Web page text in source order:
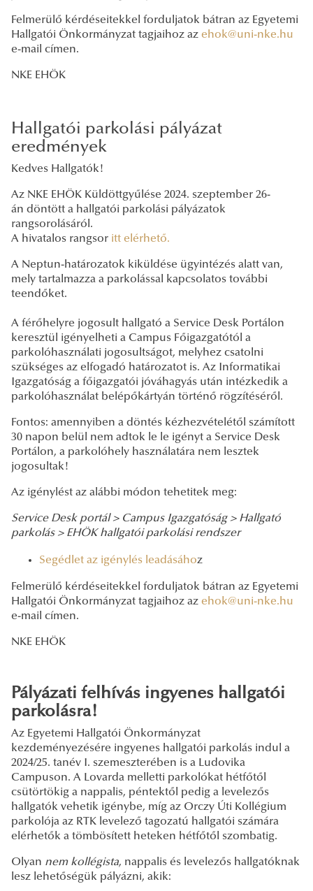
Felmerülő kérdéseitekkel forduljatok bátran az Egyetemi
Hallgatói Önkormányzat tagjaihoz az ehok@uni-nke.hu
e-mail címen.
NKE EHÖK
Hallgatói parkolási pályázat
eredmények
Kedves Hallgatók!
Az NKE EHÖK Küldöttgyűlése 2024. szeptember 26-
án döntött a hallgatói parkolási pályázatok
rangsorolásáról.
A hivatalos rangsor itt elérhető.
A Neptun-határozatok kiküldése ügyintézés alatt van,
mely tartalmazza a parkolással kapcsolatos további
teendőket.
A férőhelyre jogosult hallgató a Service Desk Portálon
keresztül igényelheti a Campus Főigazgatótól a
parkolóhasználati jogosultságot, melyhez csatolni
szükséges az elfogadó határozatot is. Az Informatikai
Igazgatóság a főigazgatói jóváhagyás után intézkedik a
parkolóhasználat belépőkártyán történő rögzítéséről.
Fontos: amennyiben a döntés kézhezvételétől számított
30 napon belül nem adtok le le igényt a Service Desk
Portálon, a parkolóhely használatára nem lesztek
jogosultak!
Az igénylést az alábbi módon tehetitek meg:
Service Desk portál >Campus Igazgatóság >Hallgató
parkolás >EHÖK hallgatói parkolási rendszer
Segédlet az igénylés leadásához
Felmerülő kérdéseitekkel forduljatok bátran az Egyetemi
Hallgatói Önkormányzat tagjaihoz az ehok@uni-nke.hu
e-mail címen.
NKE EHÖK
Pályázati felhívás ingyenes hallgatói
parkolásra!
Az Egyetemi Hallgatói Önkormányzat
kezdeményezésére ingyenes hallgatói parkolás indul a
2024/25. tanév I. szemeszterében is a Ludovika
Campuson. A Lovarda melletti parkolókat hétfőtől
csütörtökig a nappalis, péntektől pedig a levelezős
hallgatók vehetik igénybe, míg az Orczy Úti Kollégium
parkolója az RTK levelező tagozatú hallgatói számára
elérhetők a tömbösített heteken hétfőtől szombatig.
Olyan nem kollégista, nappalis és levelezős hallgatóknak
lesz lehetőségük pályázni, akik: